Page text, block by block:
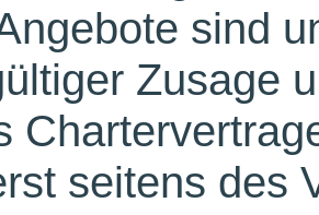
sind
Zusage
seitens des